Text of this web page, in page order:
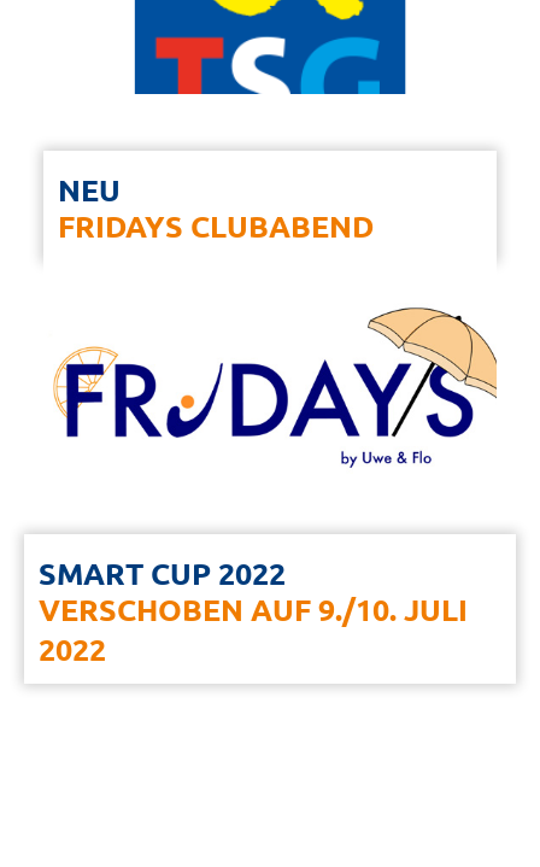
NEU
FRIDAYS CLUBABEND
SMART CUP 2022
VERSCHOBEN AUF 9./10. JULI
2022